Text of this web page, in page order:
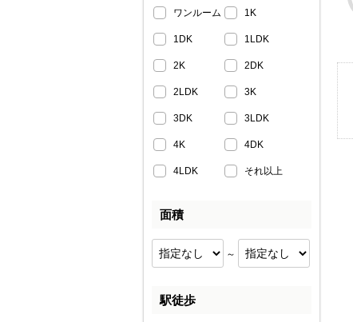
ワンルーム 1K
1DK 1LDK
2K 2DK
2LDK 3K
3DK 3LDK
4K 4DK
4LDK それ以上
面積
～
駅徒歩